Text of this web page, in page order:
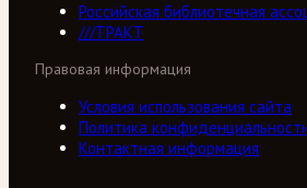
Российская библиотечная
///ТРАКТ
Правовая информация
Условия использования сайта
Политика
Контактная информация